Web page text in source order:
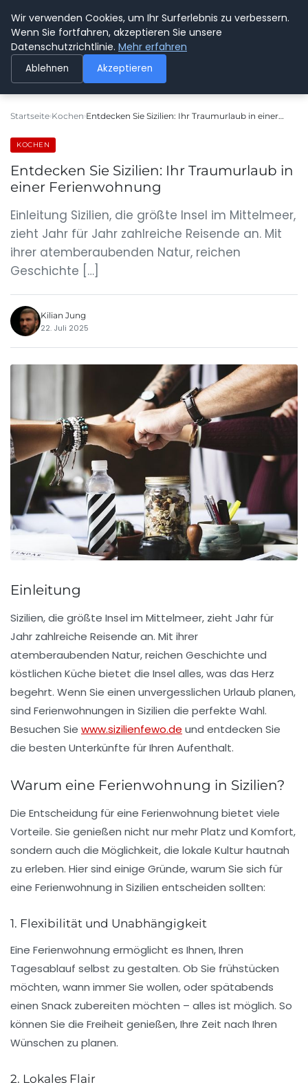
SPEDITION KUSS
Startseite Kochen Entdecken Sie Sizilien: Ihr Traumurlaub in einer…
KOCHEN
Entdecken Sie Sizilien: Ihr Traumurlaub in
einer Ferienwohnung
Einleitung Sizilien, die größte Insel im Mittelmeer,
zieht Jahr für Jahr zahlreiche Reisende an. Mit
ihrer atemberaubenden Natur, reichen
Geschichte […]
Kilian Jung
22. Juli 2025
Einleitung
Sizilien, die größte Insel im Mittelmeer, zieht Jahr für
Jahr zahlreiche Reisende an. Mit ihrer
atemberaubenden Natur, reichen Geschichte und
köstlichen Küche bietet die Insel alles, was das Herz
begehrt. Wenn Sie einen unvergesslichen Urlaub planen,
sind Ferienwohnungen in Sizilien die perfekte Wahl.
Besuchen Sie www.sizilienfewo.de und entdecken Sie
die besten Unterkünfte für Ihren Aufenthalt.
Warum eine Ferienwohnung in Sizilien?
Die Entscheidung für eine Ferienwohnung bietet viele
Vorteile. Sie genießen nicht nur mehr Platz und Komfort,
sondern auch die Möglichkeit, die lokale Kultur hautnah
zu erleben. Hier sind einige Gründe, warum Sie sich für
eine Ferienwohnung in Sizilien entscheiden sollten:
1. Flexibilität und Unabhängigkeit
Eine Ferienwohnung ermöglicht es Ihnen, Ihren
Tagesablauf selbst zu gestalten. Ob Sie frühstücken
möchten, wann immer Sie wollen, oder spätabends
einen Snack zubereiten möchten – alles ist möglich. So
können Sie die Freiheit genießen, Ihre Zeit nach Ihren
Wünschen zu planen.
2. Lokales Flair
Wir verwenden Cookies, um Ihr Surferlebnis zu verbessern.
Wenn Sie fortfahren, akzeptieren Sie unsere
Datenschutzrichtlinie. Mehr erfahren
Ablehnen Akzeptieren